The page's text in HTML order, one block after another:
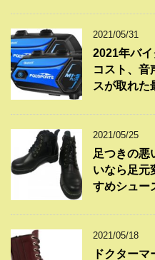
2021/05/31
2021年バ
コスト、音
スが取れた
2021/05/25
足つきの悪
いなら足元
すめシュー
2021/05/18
ドクター